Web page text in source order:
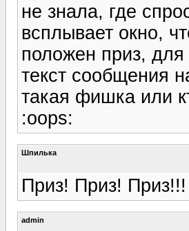
не знала, где
всплывает окно,
положен приз, для
текст сообщения
такая фишка или
:oops:
Шпилька
Приз! Приз! Приз!!!
admin